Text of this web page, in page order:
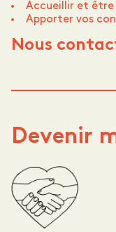
Accueillir et
Apporter vos
Nous
Devenir